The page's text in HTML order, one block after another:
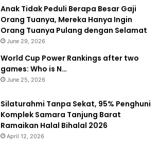
Anak Tidak Peduli Berapa Besar Gaji
Orang Tuanya, Mereka Hanya Ingin
Orang Tuanya Pulang dengan Selamat
June 29, 2026
World Cup Power Rankings after two
games: Who is N…
June 25, 2026
Silaturahmi Tanpa Sekat, 95% Penghuni
Komplek Samara Tanjung Barat
Ramaikan Halal Bihalal 2026
April 12, 2026